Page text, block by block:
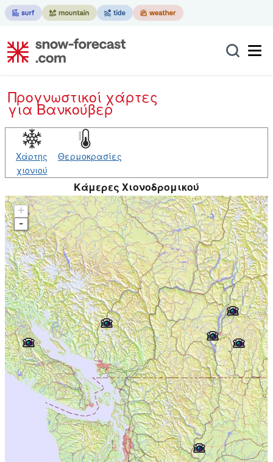
Προγνωστικοί χάρτες
για Βανκούβερ
Χάρτης
χιονιού
Θερμοκρασίες
Κάμερες Χιονοδρομικού
+
-